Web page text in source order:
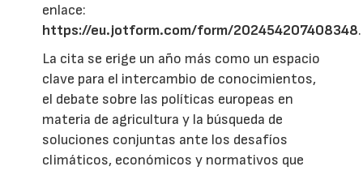
enlace:
https://eu.jotform.com/form/202454207408348.
La cita se erige un año más como un espacio
clave para el intercambio de conocimientos,
el debate sobre las políticas europeas en
materia de agricultura y la búsqueda de
soluciones conjuntas ante los desafíos
climáticos, económicos y normativos que